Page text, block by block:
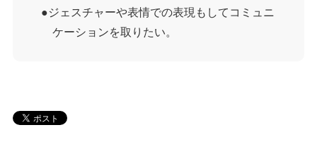
ジェスチャーや表情での表現もしてコミュニ
ケーションを取りたい。